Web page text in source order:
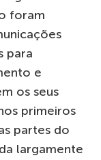
foram
para
e
os seus
primeiros
partes do
largamente